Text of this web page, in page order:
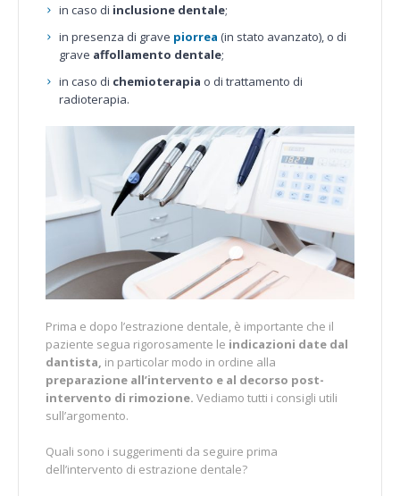
in caso di inclusione dentale;
in presenza di grave piorrea (in stato avanzato), o di
grave affollamento dentale;
in caso di chemioterapia o di trattamento di
radioterapia.
Prima e dopo l’estrazione dentale, è importante che il
paziente segua rigorosamente le indicazioni date dal
dantista, in particolar modo in ordine alla
preparazione all’intervento e al decorso post-
intervento di rimozione. Vediamo tutti i consigli utili
sull’argomento.
Quali sono i suggerimenti da seguire prima
dell’intervento di estrazione dentale?